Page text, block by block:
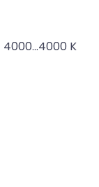
4000...4000 K